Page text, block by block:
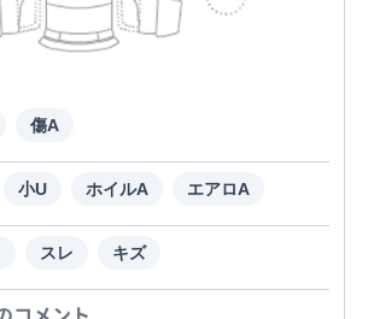
傷A
小U ホイルA エアロA
スレ キズ